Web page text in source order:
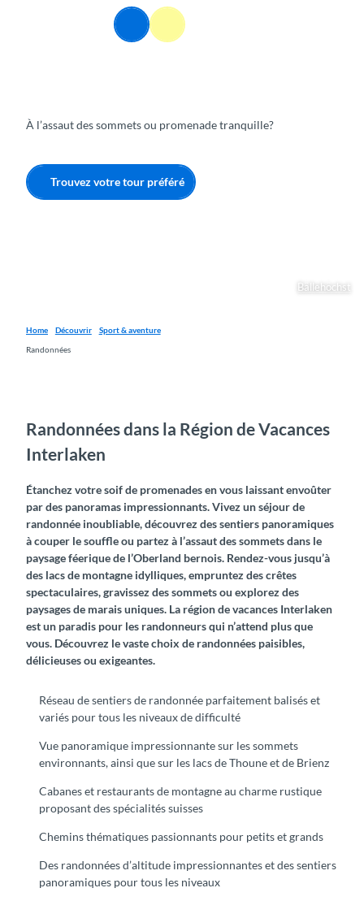
Recherche
Menu
Bällehöchst
À l’assaut des sommets ou promenade tranquille?
Trouvez votre tour préféré
Home Découvrir
Sport & aventure
Randonnées
Randonnées dans la Région de Vacances
Interlaken
Étanchez votre soif de promenades en vous laissant envoûter
par des panoramas impressionnants. Vivez un séjour de
randonnée inoubliable, découvrez des sentiers panoramiques
à couper le souffle ou partez à l’assaut des sommets dans le
paysage féerique de l’Oberland bernois. Rendez-vous jusqu’à
des lacs de montagne idylliques, empruntez des crêtes
spectaculaires, gravissez des sommets ou explorez des
paysages de marais uniques. La région de vacances Interlaken
est un paradis pour les randonneurs qui n’attend plus que
vous. Découvrez le vaste choix de randonnées paisibles,
délicieuses ou exigeantes.
Réseau de sentiers de randonnée parfaitement balisés et
variés pour tous les niveaux de difficulté
Vue panoramique impressionnante sur les sommets
environnants, ainsi que sur les lacs de Thoune et de Brienz
Cabanes et restaurants de montagne au charme rustique
proposant des spécialités suisses
Chemins thématiques passionnants pour petits et grands
Des randonnées d’altitude impressionnantes et des sentiers
panoramiques pour tous les niveaux